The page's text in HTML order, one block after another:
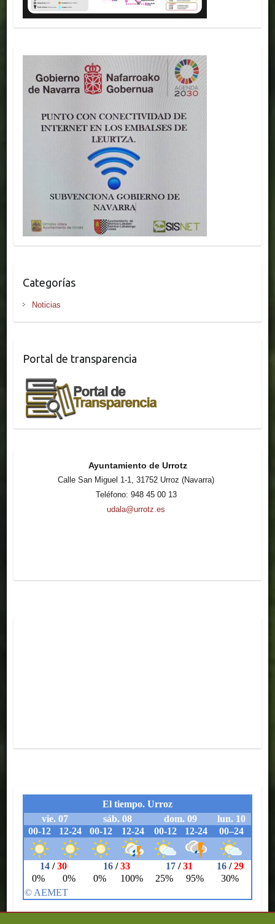
Categorías
Noticias
Portal de transparencia
Ayuntamiento de Urrotz
Calle San Miguel 1-1, 31752 Urroz (Navarra)
Teléfono: 948 45 00 13
udala@urrotz.es